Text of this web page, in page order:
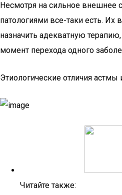
Несмотря на сильное внешнее
патологиями все-таки есть. Их
назначить адекватную
момент перехода одного
Этиологические отличия астмы
Читайте также: